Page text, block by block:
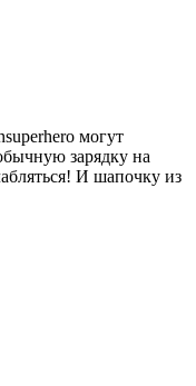
могут
зарядку на
И шапочку из